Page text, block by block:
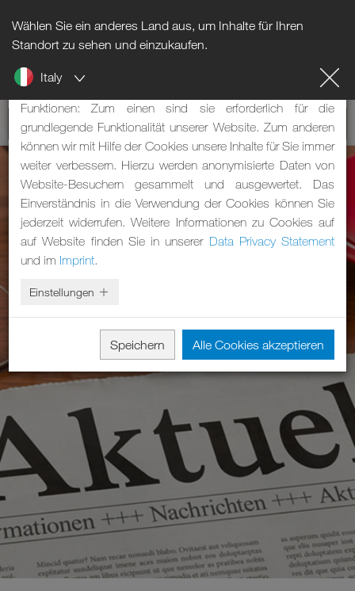
Wählen Sie ein anderes Land aus, um Inhalte für Ihren
Standort zu sehen und einzukaufen.
Italy
Hinweis zu Cookies
Unsere Webseite verwendet Cookies. Diese haben zwei
Funktionen: Zum einen sind sie erforderlich für die
grundlegende Funktionalität unserer Website. Zum anderen
können wir mit Hilfe der Cookies unsere Inhalte für Sie immer
weiter verbessern. Hierzu werden anonymisierte Daten von
Website-Besuchern gesammelt und ausgewertet. Das
Einverständnis in die Verwendung der Cookies können Sie
jederzeit widerrufen. Weitere Informationen zu Cookies auf
auf Website finden Sie in unserer Data Privacy Statement
und im Imprint.
Einstellungen
Speichern Alle Cookies akzeptieren